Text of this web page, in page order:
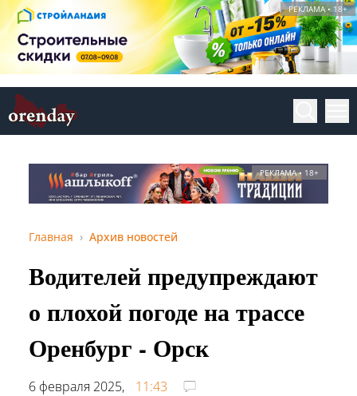
РЕКЛАМА • 18+
РЕКЛАМА • 18+
Главная Архив новостей
Водителей предупреждают
о плохой погоде на трассе
Оренбург - Орск
6 февраля 2025,
11:43